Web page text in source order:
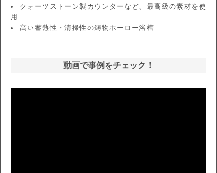
クォーツストーン製カウンターなど、最高級の素材を使
用
高い蓄熱性・清掃性の鋳物ホーロー浴槽
動画で事例をチェック！